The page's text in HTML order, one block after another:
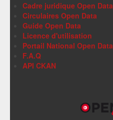
Cadre juridique Open Data
Circulaires Open Data
Guide Open Data
Licence d'utilisation
Portail National Open Data
F.A.Q
API CKAN